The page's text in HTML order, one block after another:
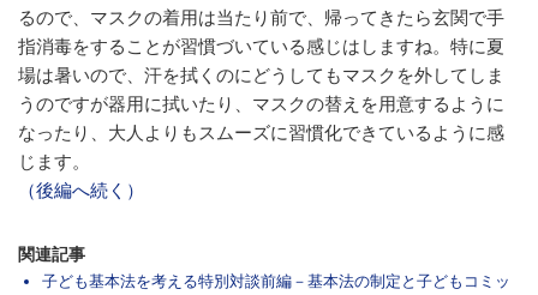
るので、マスクの着用は当たり前で、帰ってきたら玄関で手
指消毒をすることが習慣づいている感じはしますね。特に夏
場は暑いので、汗を拭くのにどうしてもマスクを外してしま
うのですが器用に拭いたり、マスクの替えを用意するように
なったり、大人よりもスムーズに習慣化できているように感
じます。
（後編へ続く）
関連記事
子ども基本法を考える特別対談前編－基本法の制定と子どもコミッ